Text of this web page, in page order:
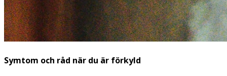
Symtom och råd när du är förkyld